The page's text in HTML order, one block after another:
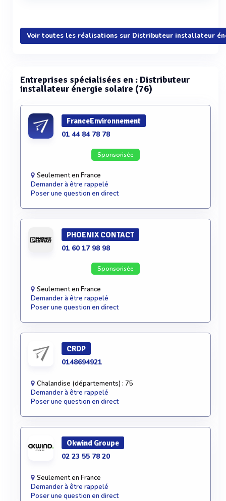
Voir plus
Voir toutes les réalisations sur Distributeur installateur
Entreprises spécialisées en : Distributeur
installateur énergie solaire (76)
FranceEnvironnement
01 44 84 78 78
Sponsorisée
Seulement en France
Demander à être rappelé
Poser une question en direct
PHOENIX CONTACT
01 60 17 98 98
Sponsorisée
Seulement en France
Demander à être rappelé
Poser une question en direct
CRDP
0148694921
Chalandise (départements) : 75
Demander à être rappelé
Poser une question en direct
Okwind Groupe
02 23 55 78 20
Seulement en France
Demander à être rappelé
Poser une question en direct